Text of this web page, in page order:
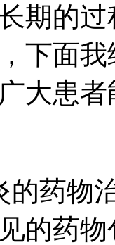
期的
下面
大患
的药物
的药